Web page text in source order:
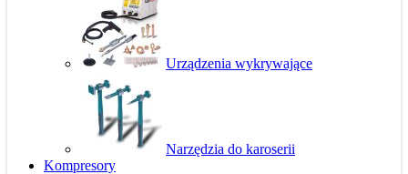
Urządzenia wykrywające
Narzędzia do karoserii
Kompresory